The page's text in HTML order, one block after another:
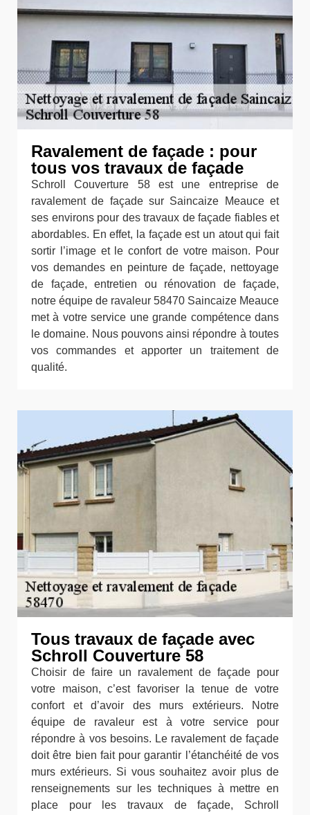
Ravalement de façade : pour
tous vos travaux de façade
Schroll Couverture 58 est une entreprise de
ravalement de façade sur Saincaize Meauce et
ses environs pour des travaux de façade fiables et
abordables. En effet, la façade est un atout qui fait
sortir l’image et le confort de votre maison. Pour
vos demandes en peinture de façade, nettoyage
de façade, entretien ou rénovation de façade,
notre équipe de ravaleur 58470 Saincaize Meauce
met à votre service une grande compétence dans
le domaine. Nous pouvons ainsi répondre à toutes
vos commandes et apporter un traitement de
qualité.
Tous travaux de façade avec
Schroll Couverture 58
Choisir de faire un ravalement de façade pour
votre maison, c’est favoriser la tenue de votre
confort et d’avoir des murs extérieurs. Notre
équipe de ravaleur est à votre service pour
répondre à vos besoins. Le ravalement de façade
doit être bien fait pour garantir l’étanchéité de vos
murs extérieurs. Si vous souhaitez avoir plus de
renseignements sur les techniques à mettre en
place pour les travaux de façade, Schroll